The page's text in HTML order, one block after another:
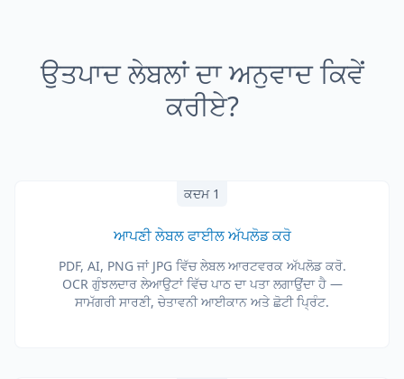
ਉਤਪਾਦ ਲੇਬਲਾਂ ਦਾ ਅਨੁਵਾਦ ਕਿਵੇਂ
ਕਰੀਏ?
ਕਦਮ 1
ਆਪਣੀ ਲੇਬਲ ਫਾਈਲ ਅੱਪਲੋਡ ਕਰੋ
PDF, AI, PNG ਜਾਂ JPG ਵਿੱਚ ਲੇਬਲ ਆਰਟਵਰਕ ਅੱਪਲੋਡ ਕਰੋ.
OCR ਗੁੰਝਲਦਾਰ ਲੇਆਉਟਾਂ ਵਿੱਚ ਪਾਠ ਦਾ ਪਤਾ ਲਗਾਉਂਦਾ ਹੈ —
ਸਾਮੱਗਰੀ ਸਾਰਣੀ, ਚੇਤਾਵਨੀ ਆਈਕਾਨ ਅਤੇ ਛੋਟੀ ਪ੍ਰਿੰਟ.